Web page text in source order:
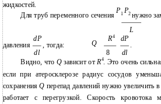
жидкостей.
Для труб переменного сечения
P1 P2нужно
L
dP
Q
R4 dP
давления , тогда:
8
dl dl
Видно, что Q зависит от R4. Это очень
если при атеросклерозе радиус сосудов
сохраненияQ перепад давлений нужно увеличить
работает с перегрузкой. Скорость кровотока